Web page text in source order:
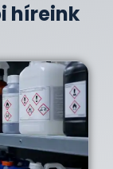
híreink